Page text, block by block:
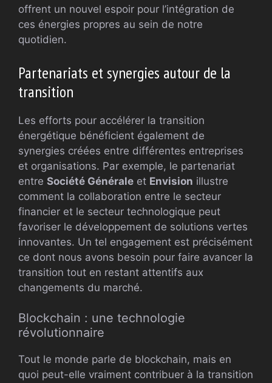
offrent un nouvel espoir pour l’intégration de
ces énergies propres au sein de notre
quotidien.
Partenariats et synergies autour de la
transition
Les efforts pour accélérer la transition
énergétique bénéficient également de
synergies créées entre différentes entreprises
et organisations. Par exemple, le partenariat
entre Société Générale et Envision illustre
comment la collaboration entre le secteur
financier et le secteur technologique peut
favoriser le développement de solutions vertes
innovantes. Un tel engagement est précisément
ce dont nous avons besoin pour faire avancer la
transition tout en restant attentifs aux
changements du marché.
Blockchain : une technologie
révolutionnaire
Tout le monde parle de blockchain, mais en
quoi peut-elle vraiment contribuer à la transition